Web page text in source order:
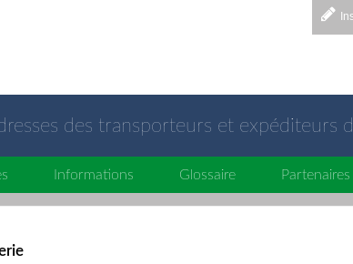
des transporteurs et expéditeurs
Informations Glossaire Partenaires